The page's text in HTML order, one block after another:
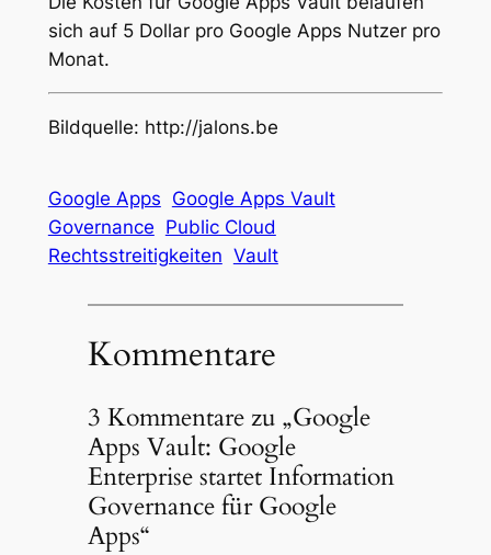
sich auf 5 Dollar pro Google Apps Nutzer pro
Monat.
Bildquelle: http://jalons.be
Google Apps Google Apps Vault
Governance Public Cloud
Rechtsstreitigkeiten Vault
Kommentare
3 Kommentare zu „Google
Apps Vault: Google
Enterprise startet Information
Governance für Google
Apps“